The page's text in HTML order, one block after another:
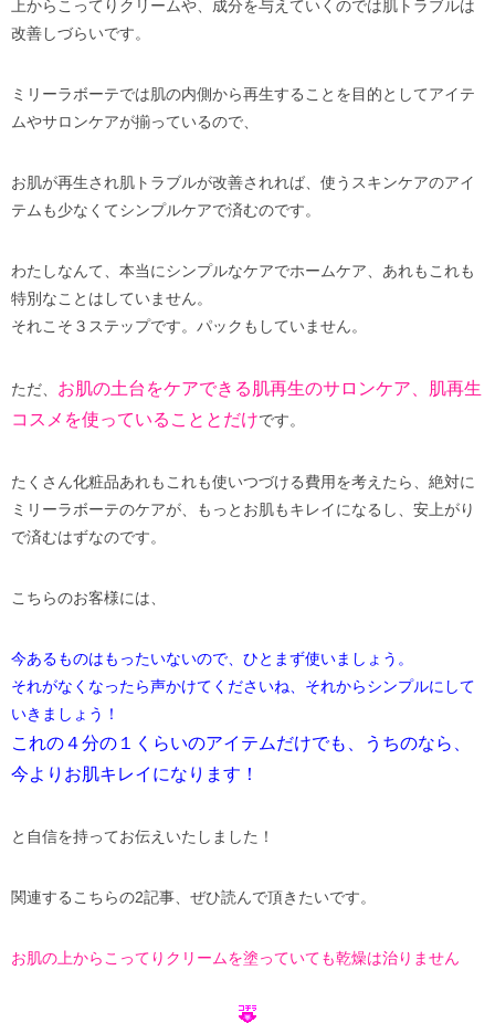
上からこってりクリームや、成分を与えていくのでは肌トラブルは
改善しづらいです。
ミリーラボーテでは肌の内側から再生することを目的としてアイテ
ムやサロンケアが揃っているので、
お肌が再生され肌トラブルが改善されれば、使うスキンケアのアイ
テムも少なくてシンプルケアで済むのです。
わたしなんて、本当にシンプルなケアでホームケア、あれもこれも
特別なことはしていません。
それこそ３ステップです。パックもしていません。
ただ、 お肌の土台をケアできる肌再生のサロンケア、肌再生
コスメを使っていることとだけです。
たくさん化粧品あれもこれも使いつづける費用を考えたら、絶対に
ミリーラボーテのケアが、もっとお肌もキレイになるし、安上がり
で済むはずなのです。
こちらのお客様には、
今あるものはもったいないので、ひとまず使いましょう。
それがなくなったら声かけてくださいね、それからシンプルにして
いきましょう！
これの４分の１くらいのアイテムだけでも、うちのなら、
今よりお肌キレイになります！
と自信を持ってお伝えいたしました！
関連するこちらの2記事、ぜひ読んで頂きたいです。
お肌の上からこってりクリームを塗っていても乾燥は治りません